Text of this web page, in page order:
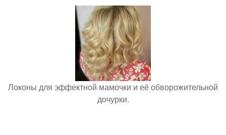
Локоны для эффектной мамочки и её обворожительной
дочурки.